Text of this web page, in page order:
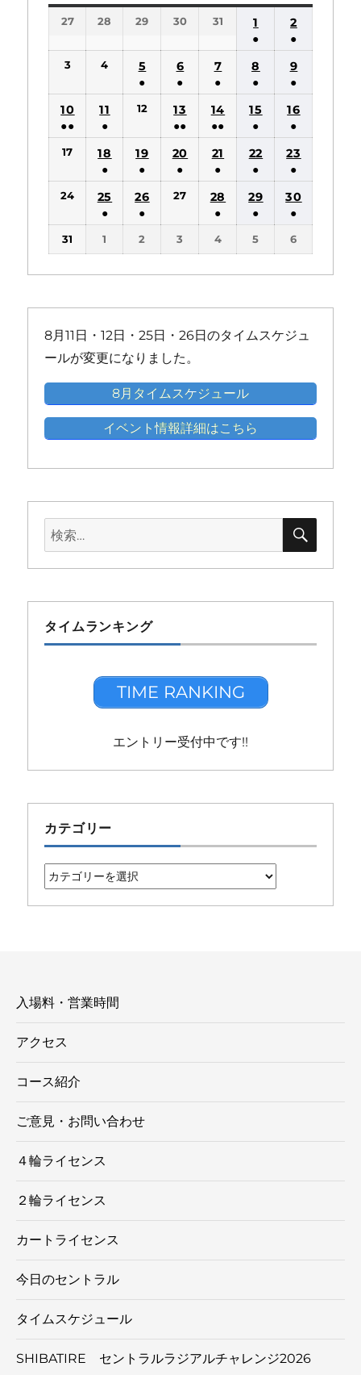
曜
日
曜
日
曜
日
曜
日
曜
曜
曜
27 28 29 30 31
1
●
(1
件
の
イ
ベ
ン
ト)
2
●
(1
件
の
イ
ベ
ン
ト)
3 4
5
●
(1
の
イ
ベ
ン
ト)
6
●
(1
件
の
イ
ベ
ン
7
●
(1
件
の
イ
ベ
ン
ト)
8
●
(1
件
の
イ
ベ
ン
ト)
9
●
(1
件
の
イ
ベ
ン
ト)
10
●●
(2
の
イ
ン
ト)
11
●
(1
件
の
イ
ベ
ン
ト)
12
13
●●
(2
件
の
イ
ン
ト)
14
●●
(2
件
の
イ
ベ
ン
ト)
15
●
(1
件
の
イ
ベ
ン
ト)
16
●
(1
件
の
イ
ベ
ン
ト)
17
18
●
(1
件
イ
ン
19
●
(1
件
イ
ン
20
●
(1
イ
ン
21
●
(1
件
イ
ン
22
●
(1
件
イ
ン
23
●
(1
件
イ
ン
24
25
●
ト)
26
●
ト)
27
28
●
ト)
29
●
ト)
30
●
ト)
31 1 2 3 4 5 6
8月11日・12日・25日・26日のタイムスケジュ
ールが変更になりました。
8月タイムスケジュール
イベント情報詳細はこちら
検
索:
検
タイムランキング
TIME RANKING
エントリー受付中です!!
カテゴリー
カ
テ
ゴ
入場料・営業時間
アクセス
コース紹介
ご意見・お問い合わせ
４輪ライセンス
２輪ライセンス
カートライセンス
今日のセントラル
タイムスケジュール
SHIBATIRE セントラルラジアルチャレンジ2026